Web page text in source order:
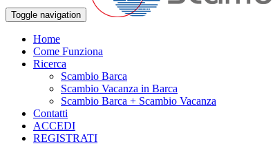
Toggle navigation
Home
Come Funziona
Ricerca
Scambio Barca
Scambio Vacanza in Barca
Scambio Barca + Scambio Vacanza
Contatti
ACCEDI
REGISTRATI